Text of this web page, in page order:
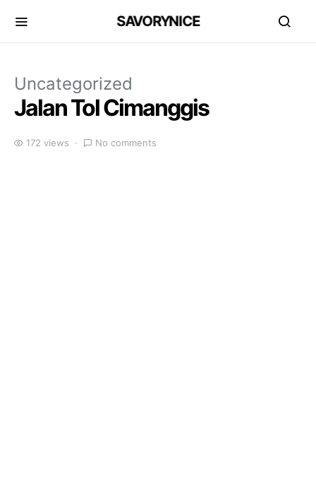
SAVORYNICE
Uncategorized
Jalan Tol Cimanggis
172 views No comments